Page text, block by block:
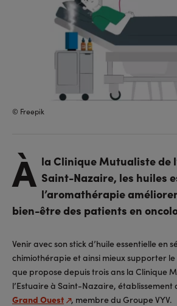
© Freepik
À la Clinique Mutualiste de
Saint-Nazaire, les huiles
l’aromathérapie
bien-être des patients en
Venir avec son stick d’huile essentielle en
chimiothérapie et ainsi mieux supporter le
que propose depuis trois ans la Clinique
l’Estuaire à Saint-Nazaire, établissement
Grand Ouest , membre du Groupe VYV.